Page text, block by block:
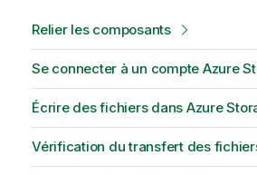
Relier les composants
Se connecter à un compte Azure
Écrire des fichiers dans Azure
Vérification du transfert des